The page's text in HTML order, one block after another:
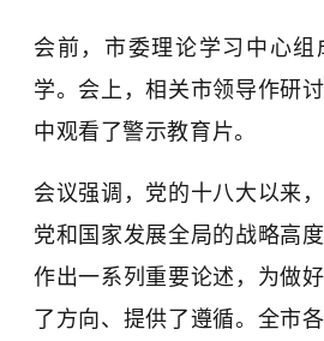
会前，市委理论学习中心组
学。会上，相关市领导作研
中观看了警示教育片。
会议强调，党的十八大以来
党和国家发展全局的战略高
作出一系列重要论述，为做
了方向、提供了遵循。全市